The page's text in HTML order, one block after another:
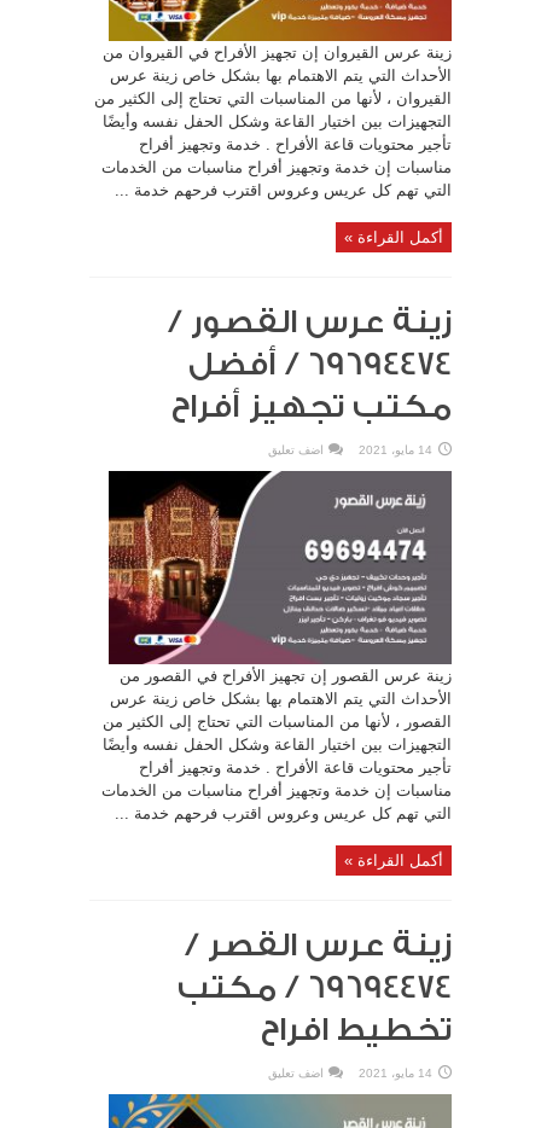
زينة عرس القيروان إن تجهيز الأفراح في القيروان من
الأحداث التي يتم الاهتمام بها بشكل خاص زينة عرس
القيروان ، لأنها من المناسبات التي تحتاج إلى الكثير من
التجهيزات بين اختيار القاعة وشكل الحفل نفسه وأيضًا
تأجير محتويات قاعة الأفراح . خدمة وتجهيز أفراح
مناسبات إن خدمة وتجهيز أفراح مناسبات من الخدمات
التي تهم كل عريس وعروس اقترب فرحهم خدمة ...
أكمل القراءة »
زينة عرس القصور /
69694474 / أفضل
مكتب تجهيز أفراح
14 مايو، 2021 اضف تعليق
زينة عرس القصور إن تجهيز الأفراح في القصور من
الأحداث التي يتم الاهتمام بها بشكل خاص زينة عرس
القصور ، لأنها من المناسبات التي تحتاج إلى الكثير من
التجهيزات بين اختيار القاعة وشكل الحفل نفسه وأيضًا
تأجير محتويات قاعة الأفراح . خدمة وتجهيز أفراح
مناسبات إن خدمة وتجهيز أفراح مناسبات من الخدمات
التي تهم كل عريس وعروس اقترب فرحهم خدمة ...
أكمل القراءة »
زينة عرس القصر /
69694474 / مكتب
تخطيط افراح
14 مايو، 2021 اضف تعليق